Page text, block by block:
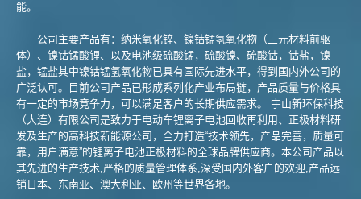
能。
公司主要产品有：纳米氧化锌、镍钴锰氢氧化物（三元材料前驱
体）、镍钴锰酸锂、以及电池级硫酸锰，硫酸镍、硫酸钴，钴盐，镍
盐，锰盐其中镍钴锰氢氧化物已具有国际先进水平，得到国内外公司的
广泛认可。目前公司产品已形成系列化产业布局链，产品质量与价格具
有一定的市场竞争力，可以满足客户的长期供应需求。 宇山新环保科技
（大连）有限公司是致力于电动车锂离子电池回收再利用、正极材料研
发及生产的高科技新能源公司，全力打造“技术领先，产品完善，质量可
靠，用户满意”的锂离子电池正极材料的全球品牌供应商。本公司产品以
其先进的生产技术,严格的质量管理体系,深受国内外客户的欢迎,产品远
销日本、东南亚、澳大利亚、欧州等世界各地。